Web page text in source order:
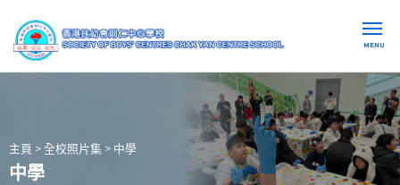
MENU
主頁 > 全校照片集 > 中學
中學